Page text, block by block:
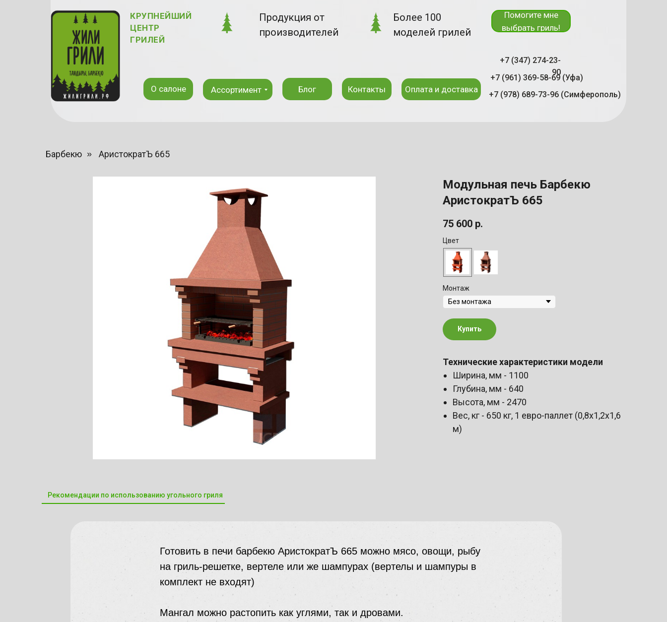
+7 (347) 274-23-
90
Помогите мне
выбрать гриль!
КРУПНЕЙШИЙ
ЦЕНТР
ГРИЛЕЙ
+7 (978) 689-73-96 (Симферополь)
Ассортимент Контакты
Блог
О салоне
+7 (961) 369-58-69 (Уфа)
Продукция от
производителей
Оплата и доставка
Более 100
моделей грилей
Барбекю » АристократЪ 665
Модульная печь Барбекю
АристократЪ 665
75 600 р.
Цвет
Монтаж
Купить
Технические характеристики модели
Ширина, мм - 1100
Глубина, мм - 640
Высота, мм - 2470
Вес, кг - 650 кг, 1 евро-паллет (0,8х1,2х1,6
м)
Рекомендации по использованию угольного гриля
Готовить в печи барбекю АристократЪ 665 можно мясо, овощи, рыбу
на гриль-решетке, вертеле или же шампурах (вертелы и шампуры в
комплект не входят)
Мангал можно растопить как углями, так и дровами.